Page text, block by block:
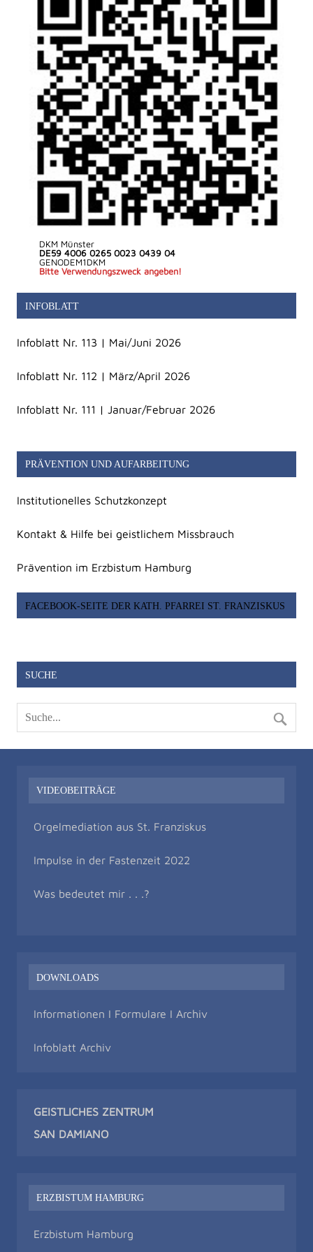
DKM Münster
DE59 4006 0265 0023 0439 04
GENODEM1DKM
Bitte Verwendungszweck angeben!
INFOBLATT
Infoblatt Nr. 113 | Mai/Juni 2026
Infoblatt Nr. 112 | März/April 2026
Infoblatt Nr. 111 | Januar/Februar 2026
PRÄVENTION UND AUFARBEITUNG
Institutionelles Schutzkonzept
Kontakt & Hilfe bei geistlichem Missbrauch
Prävention im Erzbistum Hamburg
FACEBOOK-SEITE DER KATH. PFARREI ST. FRANZISKUS
SUCHE
VIDEOBEITRÄGE
Orgelmediation aus St. Franziskus
Impulse in der Fastenzeit 2022
Was bedeutet mir . . .?
DOWNLOADS
Informationen I Formulare I Archiv
Infoblatt Archiv
GEISTLICHES ZENTRUM
SAN DAMIANO
ERZBISTUM HAMBURG
Erzbistum Hamburg